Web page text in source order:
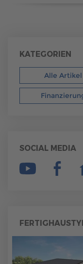
KATEGORIEN
Alle Artikel
SOCIAL MEDIA